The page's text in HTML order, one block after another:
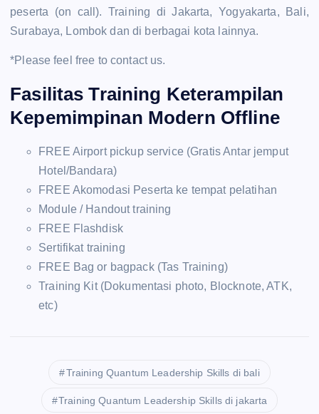
peserta (on call). Training di Jakarta, Yogyakarta, Bali,
Surabaya, Lombok dan di berbagai kota lainnya.
*Please feel free to contact us.
Fasilitas Training Keterampilan
Kepemimpinan Modern Offline
FREE Airport pickup service (Gratis Antar jemput
Hotel/Bandara)
FREE Akomodasi Peserta ke tempat pelatihan
Module / Handout training
FREE Flashdisk
Sertifikat training
FREE Bag or bagpack (Tas Training)
Training Kit (Dokumentasi photo, Blocknote, ATK,
etc)
Training Quantum Leadership Skills di bali
Training Quantum Leadership Skills di jakarta